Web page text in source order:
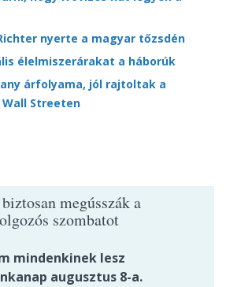
nyerte a magyar tőzsdén
élelmiszerárakat a háborúk
árfolyama, jól rajtoltak a
Streeten
megússzák a
szombatot
mindenkinek lesz
augusztus 8-a.